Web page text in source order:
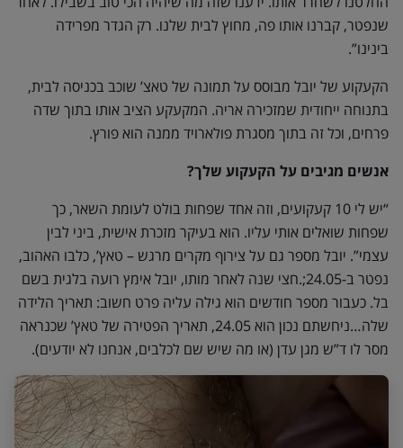
שנפטר, קברנו אותו פה, מחוץ לבית שלנו. רק הגדר מפרידה
בינינו”.
הקעקוע של יובל מבוסס על תמונה של טאצ’ שוכב בכניסה לבית,
בתנוחה ייחודית שמזכירה אריה. המקעקע הציב אותו בתוך שדה
פרחים, וכל זה בתוך מסגרת פולארויד ממנה הוא פורץ.
אנשים מגיבים על הקעקוע שלך?
“יש לי 10 קעקועים, וזה אחד שפחות בולט לעומת השאר, כך
שפחות שואלים אותי עליו. הוא בעיקר מזכרת אישית, ביני לבין
עצמי”. יובל מספר גם על צירוף מקרים מרגש – טאץ’, כלבו האהוב,
נפטר ב-24.05;.חצי שנה לאחר מותו, יובל אימץ רועה בלגית בשם
בל. כעבור מספר חודשים הוא גילה עליה פרט חשוב: תאריך הלידה
שלה…ניחשתם נכון הוא 24.05, תאריך הפטירה של טאץ’ שכנראה
מסר לו ד”ש מגן עדן (או מה שיש שם לכלבים, אנחנו לא יודעים).